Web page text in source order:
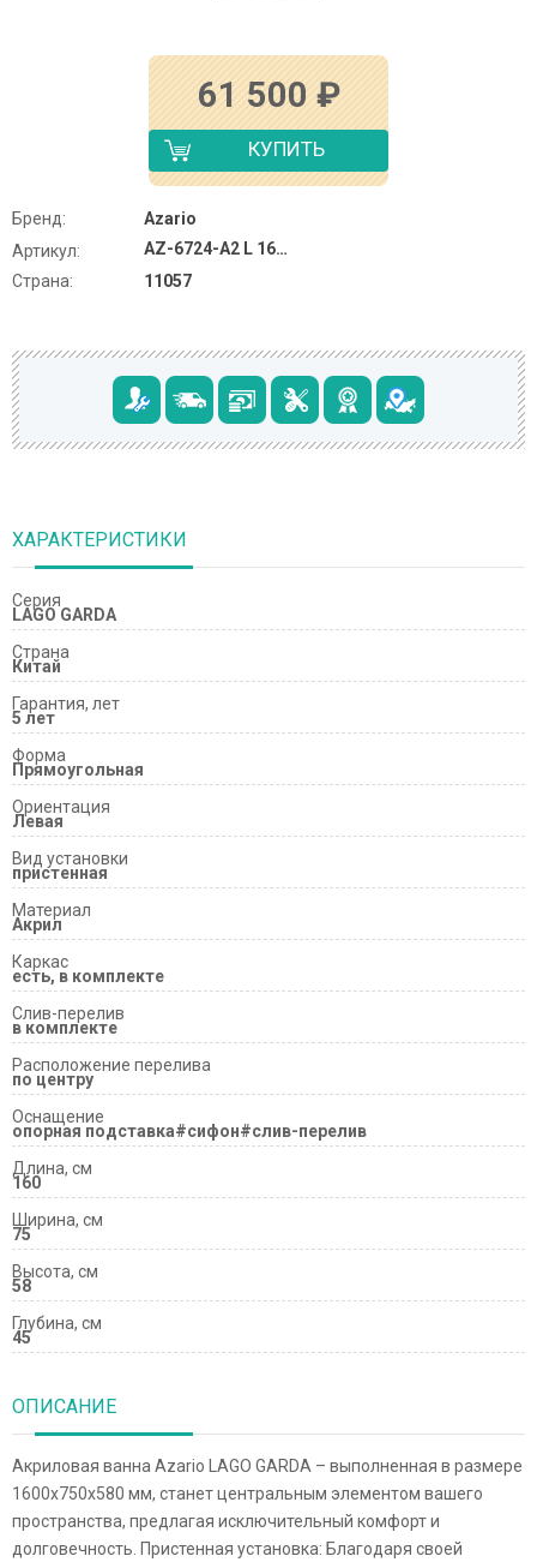
61 500 ₽
КУПИТЬ
Бренд:
Azario
Артикул:
AZ-6724-A2 L 16075
Страна:
11057
ХАРАКТЕРИСТИКИ
Серия
LAGO GARDA
Страна
Китай
Гарантия, лет
5 лет
Форма
Прямоугольная
Ориентация
Левая
Вид установки
пристенная
Материал
Акрил
Каркас
есть, в комплекте
Слив-перелив
в комплекте
Расположение перелива
по центру
Оснащение
опорная подставка#сифон#слив-перелив
Длина, см
160
Ширина, см
75
Высота, см
58
Глубина, см
45
ОПИСАНИЕ
Акриловая ванна Azario LAGO GARDA – выполненная в размере
1600х750х580 мм, станет центральным элементом вашего
пространства, предлагая исключительный комфорт и
долговечность. Пристенная установка: Благодаря своей